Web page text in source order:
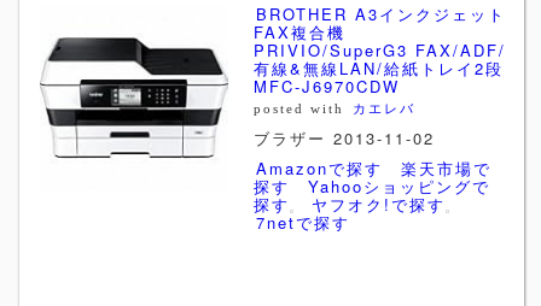
BROTHER A3インクジェット
FAX複合機
PRIVIO/SuperG3 FAX/ADF/
有線&無線LAN/給紙トレイ2段
MFC-J6970CDW
posted with カエレバ
ブラザー 2013-11-02
Amazonで探す
楽天市場で
探す Yahooショッピングで
探す ヤフオク!で探す
7netで探す